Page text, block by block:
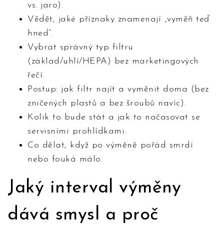
vs. jaro).
Vědět, jaké příznaky znamenají „vyměň teď
hned”.
Vybrat správný typ filtru
(základ/uhlí/HEPA) bez marketingových
řečí.
Postup: jak filtr najít a vyměnit doma (bez
zničených plastů a bez šroubů navíc).
Kolik to bude stát a jak to načasovat se
servisními prohlídkami.
Co dělat, když po výměně pořád smrdí
nebo fouká málo.
Jaký interval výměny
dává smysl a proč